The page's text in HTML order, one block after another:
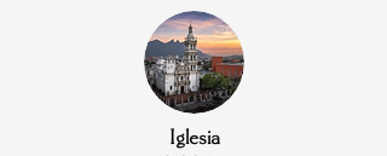
Iglesia